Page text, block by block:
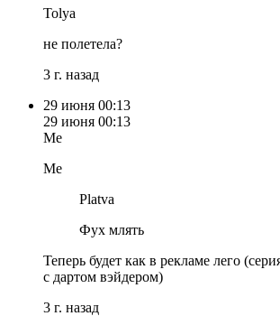
Tolya
не полетела?
3 г. назад
29 июня 00:13
29 июня 00:13
Me
Me
Platva
Фух млять
Теперь будет как в рекламе лего
с дартом вэйдером)
3 г. назад